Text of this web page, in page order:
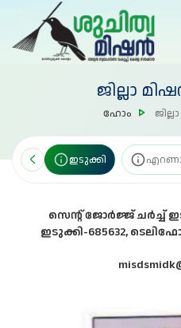
ജില്ലാ
ഹോം
ഇടുക്കി
സെൻ്റ് ജോർജ്ജ് ചർച്ച്
ഇടുക്കി-685632,